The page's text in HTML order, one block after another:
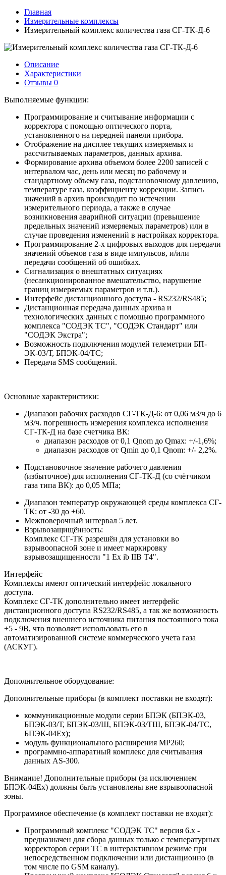
Главная
Измерительные комплексы
Измерительный комплекс количества газа СГ-ТК-Д-6
Описание
Характеристики
Отзывы 0
Выполняемые функции:
Программирование и считывание информации с
корректора с помощью оптического порта,
установленного на передней панели прибора.
Отображение на дисплее текущих измеряемых и
рассчитываемых параметров, данных архива.
Формирование архива объемом более 2200 записей с
интервалом час, день или месяц по рабочему и
стандартному объему газа, подстановочному давлению,
температуре газа, коэффициенту коррекции. Запись
значений в архив происходит по истечении
измерительного периода, а также в случае
возникновения аварийной ситуации (превышение
предельных значений измеряемых параметров) или в
случае проведения изменений в настройках корректора.
Программирование 2-х цифровых выходов для передачи
значений объемов газа в виде импульсов, и/или
передачи сообщений об ошибках.
Сигнализация о внештатных ситуациях
(несанкционированное вмешательство, нарушение
границ измеряемых параметров и т.п.).
Интерфейс дистанционного доступа - RS232/RS485;
Дистанционная передача данных архива и
технологических данных с помощью программного
комплекса "СОДЭК ТС", "СОДЭК Стандарт" или
"СОДЭК Экстра";
Возможность подключения модулей телеметрии БП-
ЭК-03/Т, БПЭК-04/ТС;
Передача SMS сообщений.
Основные характеристики:
Диапазон рабочих расходов СГ-ТК-Д-6: от 0,06 м3/ч до 6
м3/ч. погрешность измерения комплекса исполнения
СГ-ТК-Д на базе счетчика ВК:
диапазон расходов от 0,1 Qnom до Qmax: +/-1,6%;
диапазон расходов от Qmin до 0,1 Qnom: +/- 2,2%.
Подстановочное значение рабочего давления
(избыточное) для исполнения СГ-ТК-Д (со счётчиком
газа типа ВК): до 0,05 МПа;
Диапазон температур окружающей среды комплекса СГ-
ТК: от -30 до +60.
Межповерочный интервал 5 лет.
Взрывозащищённость:
Комплекс СГ-ТК разрешён для установки во
взрывоопасной зоне и имеет маркировку
взрывозащищенности "1 Ex ib IIB T4".
Интерфейс
Комплексы имеют оптический интерфейс локального
доступа.
Комплекс СГ-ТК дополнительно имеет интерфейс
дистанционного доступа RS232/RS485, а так же возможность
подключения внешнего источника питания постоянного тока
+5 - 9В, что позволяет использовать его в
автоматизированной системе коммерческого учета газа
(АСКУГ).
Дополнительное оборудование:
Дополнительные приборы (в комплект поставки не входят):
коммуникационные модули серии БПЭК (БПЭК-03,
БПЭК-03/Т, БПЭК-03/Ш, БПЭК-03/ТШ, БПЭК-04/ТС,
БПЭК-04Ех);
модуль функционального расширения МР260;
программно-аппаратный комплекс для считывания
данных AS-300.
Внимание! Дополнительные приборы (за исключением
БПЭК-04Ех) должны быть установлены вне взрывоопасной
зоны.
Программное обеспечение (в комплект поставки не входят):
Программный комплекс "СОДЭК ТС" версия 6.х -
предназначен для сбора данных только с температурных
корректоров серии ТС в интерактивном режиме при
непосредственном подключении или дистанционно (в
том числе по GSM каналу).